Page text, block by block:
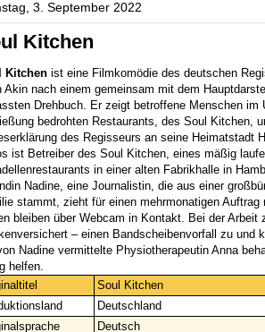
3. September 2022
Kitchen
Kitchenist eine Filmkomödie des deutschen
Akin nach einem gemeinsam mit dem
Drehbuch. Er zeigt betroffene Menschen im
bedrohten Restaurants, des Soul Kitchen,
des Regisseurs an seine Heimatstadt
ist Betreiber des Soul Kitchen, eines mäßig
in einer alten Fabrikhalle in
Nadine, eine Journalistin, die aus einer
stammt, zieht für einen mehrmonatigen Auftrag
bleiben über Webcam in Kontakt. Bei der Arbeit
– einen Bandscheibenvorfall zu und
Nadine vermittelte Physiotherapeutin Anna
helfen.
Soul Kitchen
Deutschland
Deutsch